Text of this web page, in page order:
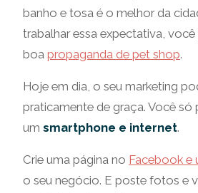
banho e tosa é o melhor da
trabalhar essa expectativa,
boa propaganda de pet shop.
Hoje em dia, o seu marketing
praticamente de graça. Você só
um smartphone e internet.
Crie uma página no Facebook e
o seu negócio. E poste fotos e